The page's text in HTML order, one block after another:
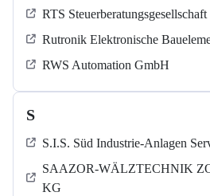
RTS
Rutronik Elektronische
RWS Automation GmbH
S
S.I.S. Süd Industrie-Anlagen
SAAZOR-WÄLZTECHNIK
KG